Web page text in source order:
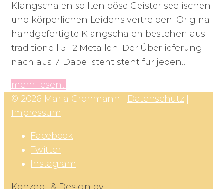
Klangschalen sollten böse Geister seelischen
und körperlichen Leidens vertreiben. Original
handgefertigte Klangschalen bestehen aus
traditionell 5-12 Metallen. Der Überlieferung
nach aus 7. Dabei steht steht für jeden…
mehr lesen...
© 2026 Maria Grohmann | Datenschutz
Impressum
Facebook
Twitter
Instagram
Konzept & Design by